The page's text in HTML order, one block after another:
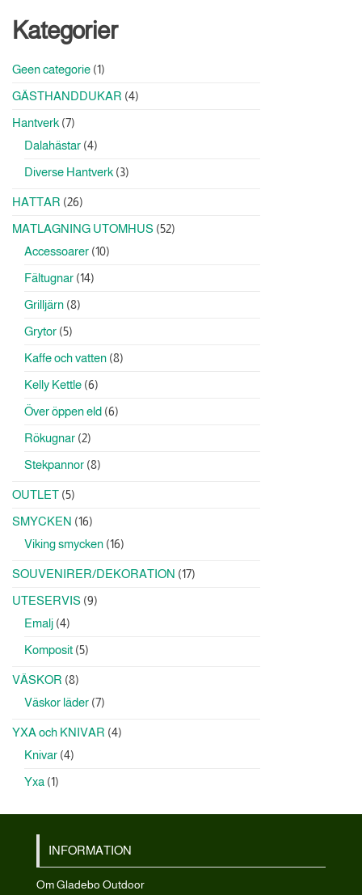
Kategorier
Geen categorie 11
GÄSTHANDDUKAR 44
Hantverk 77
produkter
Dalahästar 44
Diverse Hantverk 33
HATTAR 2626
MATLAGNING UTOMHUS 5252
Accessoarer 1010
Fältugnar 1414
Grilljärn 88
Grytor 55
Kaffe och vatten 88
Kelly Kettle 66
Över öppen eld 66
Rökugnar 22
Stekpannor 88
OUTLET 55
SMYCKEN 1616
produkter
Viking smycken 1616
SOUVENIRER/DEKORATION 1717
UTESERVIS 99
Emalj 44
Komposit 55
VÄSKOR 88
produkter
Väskor läder 77
YXA och KNIVAR 44
Knivar 44
Yxa 11
INFORMATION
Om Gladebo Outdoor